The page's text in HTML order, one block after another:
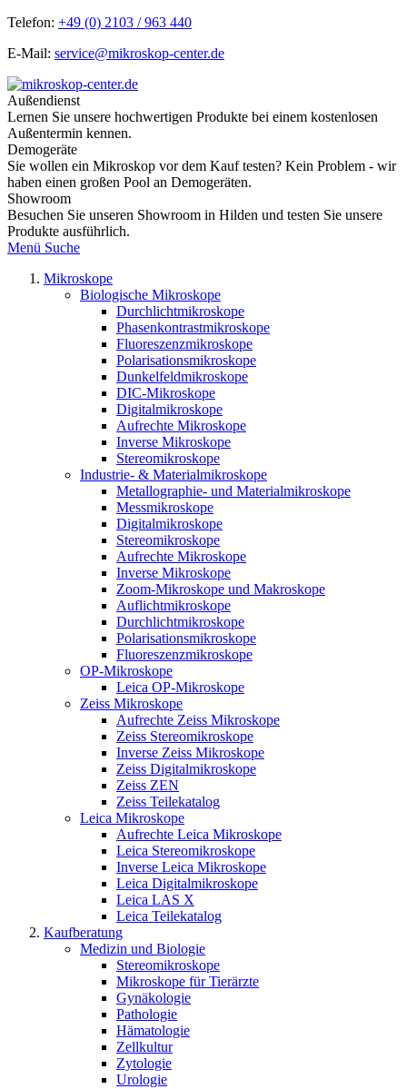
Telefon: +49 (0) 2103 / 963 440
E-Mail: service@mikroskop-center.de
Außendienst
Lernen Sie unsere hochwertigen Produkte bei einem kostenlosen
Außentermin kennen.
Demogeräte
Sie wollen ein Mikroskop vor dem Kauf testen? Kein Problem - wir
haben einen großen Pool an Demogeräten.
Showroom
Besuchen Sie unseren Showroom in Hilden und testen Sie unsere
Produkte ausführlich.
Menü Suche
Mikroskope
Biologische Mikroskope
Durchlichtmikroskope
Phasenkontrastmikroskope
Fluoreszenzmikroskope
Polarisationsmikroskope
Dunkelfeldmikroskope
DIC-Mikroskope
Digitalmikroskope
Aufrechte Mikroskope
Inverse Mikroskope
Stereomikroskope
Industrie- & Materialmikroskope
Metallographie- und Materialmikroskope
Messmikroskope
Digitalmikroskope
Stereomikroskope
Aufrechte Mikroskope
Inverse Mikroskope
Zoom-Mikroskope und Makroskope
Auflichtmikroskope
Durchlichtmikroskope
Polarisationsmikroskope
Fluoreszenzmikroskope
OP-Mikroskope
Leica OP-Mikroskope
Zeiss Mikroskope
Aufrechte Zeiss Mikroskope
Zeiss Stereomikroskope
Inverse Zeiss Mikroskope
Zeiss Digitalmikroskope
Zeiss ZEN
Zeiss Teilekatalog
Leica Mikroskope
Aufrechte Leica Mikroskope
Leica Stereomikroskope
Inverse Leica Mikroskope
Leica Digitalmikroskope
Leica LAS X
Leica Teilekatalog
Kaufberatung
Medizin und Biologie
Stereomikroskope
Mikroskope für Tierärzte
Gynäkologie
Pathologie
Hämatologie
Zellkultur
Zytologie
Urologie